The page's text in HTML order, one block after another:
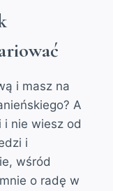
i masz na
A
i nie wiesz od
i
wśród
o radę w